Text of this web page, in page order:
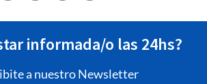
informada/o las 24hs?
a nuestro Newsletter